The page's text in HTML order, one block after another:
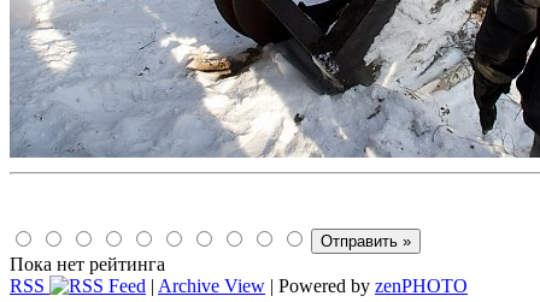
Пока нет рейтинга
RSS
| Archive View | Powered by zenPHOTO